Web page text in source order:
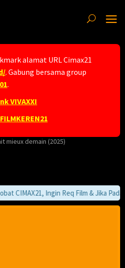
alamat URL Cimax21
. Gabung bersama group
.
VIVAXXI
mieux demain (2025)
CIMAX21, Ingin Req Film & Jika